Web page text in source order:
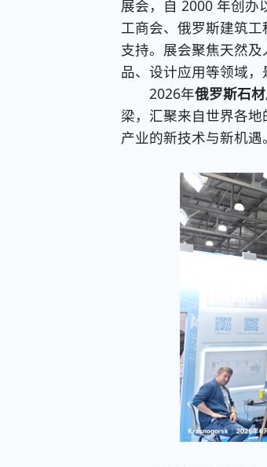
展会，自 2000 年创办
工商会、俄罗斯建筑
支持。展会聚焦天然
品、设计应用等领域，
2026年俄罗斯石
梁，汇聚来自世界各
产业的新技术与新机遇。